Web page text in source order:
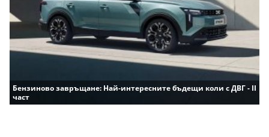
Бензиново завръщане: Най-интересните бъдещи коли с ДВГ - II
част